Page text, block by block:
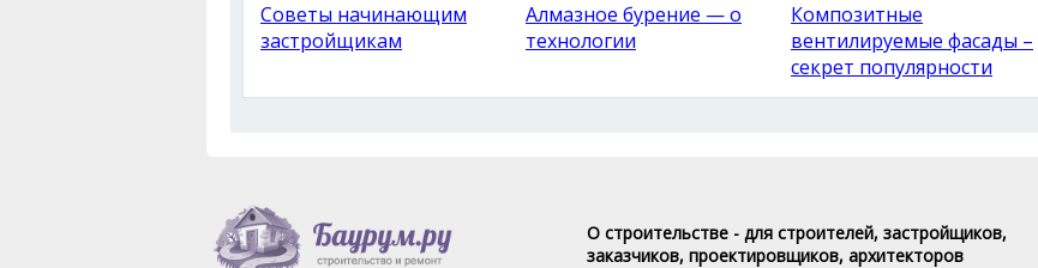
Советы начинающим
застройщикам
Алмазное бурение — о
технологии
Композитные
вентилируемые фасады –
секрет популярности
О строительстве - для строителей, застройщиков,
заказчиков, проектировщиков, архитекторов